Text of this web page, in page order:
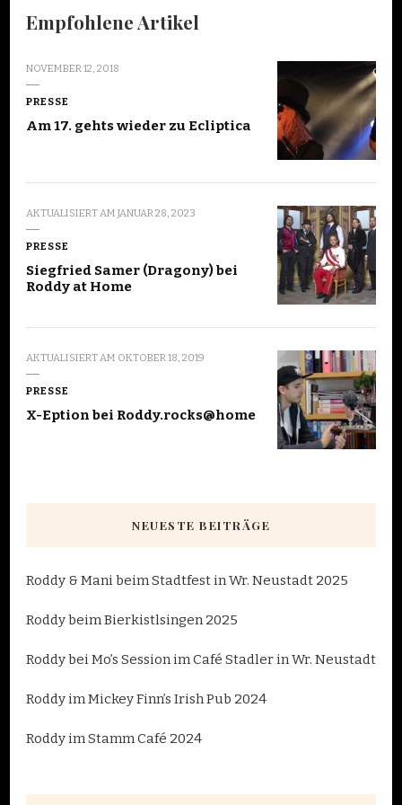
Empfohlene Artikel
NOVEMBER 12, 2018
PRESSE
Am 17. gehts wieder zu Ecliptica
AKTUALISIERT AM JANUAR 28, 2023
PRESSE
Siegfried Samer (Dragony) bei
Roddy at Home
AKTUALISIERT AM OKTOBER 18, 2019
PRESSE
X-Eption bei Roddy.rocks@home
NEUESTE BEITRÄGE
Roddy & Mani beim Stadtfest in Wr. Neustadt 2025
Roddy beim Bierkistlsingen 2025
Roddy bei Mo’s Session im Café Stadler in Wr. Neustadt
Roddy im Mickey Finn’s Irish Pub 2024
Roddy im Stamm Café 2024